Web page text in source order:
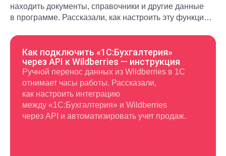
находить документы, справочники и другие данные
в программе. Рассказали, как настроить эту функцию
Как подключить «1С:Бухгалтерия»
через API к Wildberries — инструкция
Ручной перенос данных из Wildberries в 1С
отнимает часы работы. Рассказали,
как настроить интеграцию
между «1С:Бухгалтерия» и Wildberries
через API и автоматизировать учет продаж.